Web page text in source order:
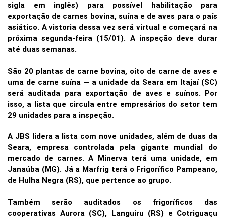
sigla em inglês) para possível habilitação para
exportação de carnes bovina, suína e de aves para o país
asiático. A vistoria dessa vez será virtual e começará na
próxima segunda-feira (15/01). A inspeção deve durar
até duas semanas.
São 20 plantas de carne bovina, oito de carne de aves e
uma de carne suína — a unidade da Seara em Itajaí (SC)
será auditada para exportação de aves e suínos. Por
isso, a lista que circula entre empresários do setor tem
29 unidades para a inspeção.
A JBS lidera a lista com nove unidades, além de duas da
Seara, empresa controlada pela gigante mundial do
mercado de carnes. A Minerva terá uma unidade, em
Janaúba (MG). Já a Marfrig terá o Frigorífico Pampeano,
de Hulha Negra (RS), que pertence ao grupo.
Também serão auditados os frigoríficos das
cooperativas Aurora (SC), Languiru (RS) e Cotriguaçu